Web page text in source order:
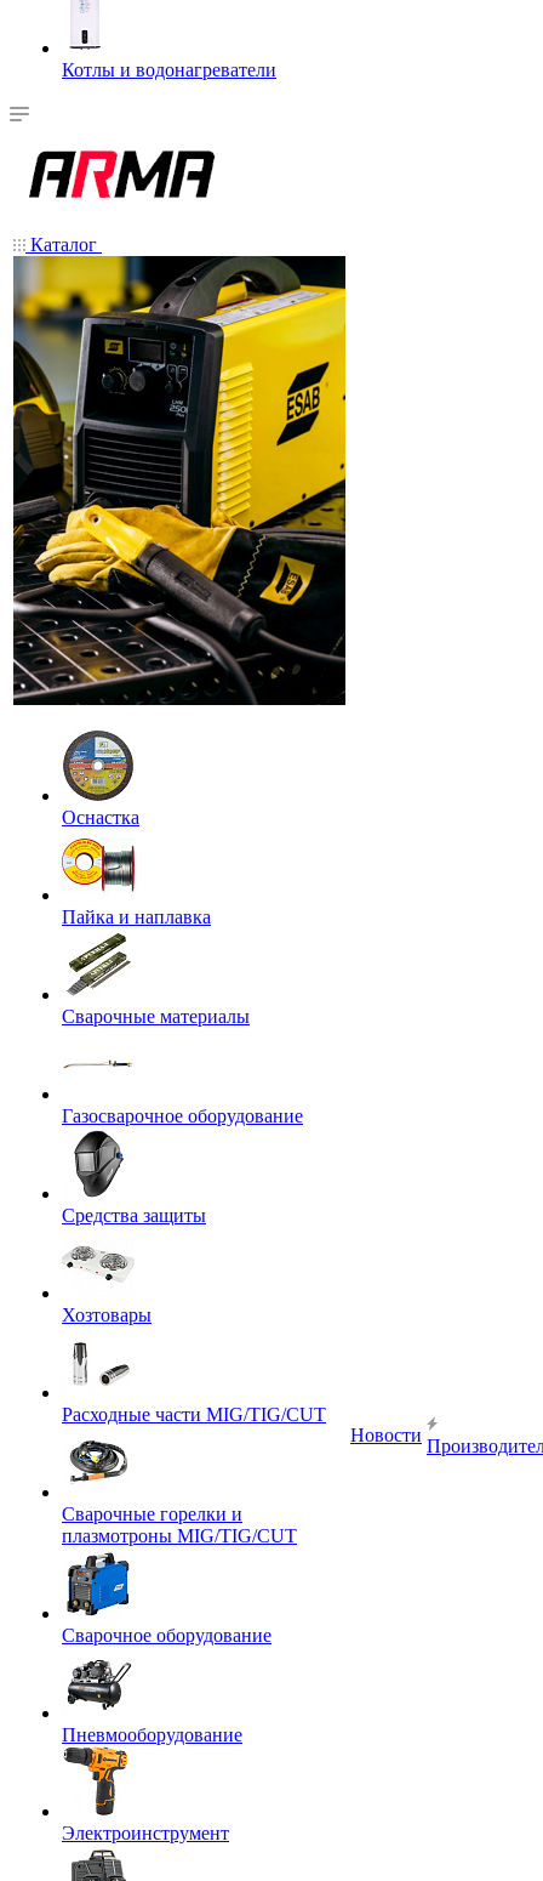
Котлы и водонагреватели
Каталог
Оснастка
Пайка и наплавка
Сварочные материалы
Газосварочное оборудование
Средства защиты
Хозтовары
Расходные части MIG/TIG/CUT
Сварочные горелки и
плазмотроны MIG/TIG/CUT
Сварочное оборудование
Пневмооборудование
Электроинструмент
Новости